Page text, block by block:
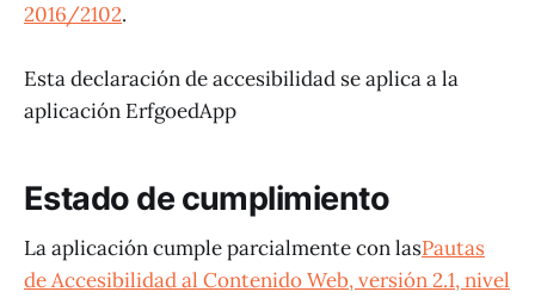
2016/2102.
Esta declaración de accesibilidad se aplica a la
aplicación ErfgoedApp
Estado de cumplimiento
La aplicación cumple parcialmente con lasPautas
de Accesibilidad al Contenido Web, versión 2.1, nivel